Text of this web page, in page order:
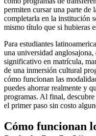
permiten cursar una parte de
completarla en la institución
mismo título que si hubieras
Para estudiantes
una universidad
significativo en matrícula,
de una inmersión cultural
cómo funcionan las
puedes ahorrar realmente y
programas. Al final,
el primer paso sin costo
Cómo funcionan